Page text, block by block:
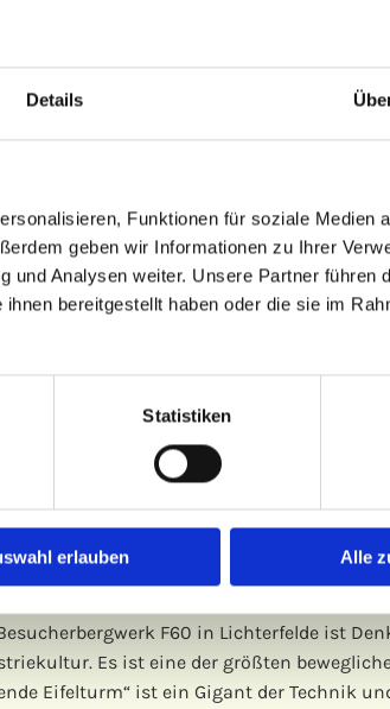
Details
Funktionen für soziale Medien
geben wir Informationen zu Ihrer
und Analysen weiter. Unsere Partner führen
bereitgestellt haben oder die sie im
Statistiken
erlauben Alle
Sie eine Römische
Im Außenbereich entstand
fanden. Getrennt
um die Wette schwimmen.
210 m und einer Höhe von 107 m ist es
Jahreszeit. Das Tropical Island ist 24 h
F60 in Lichterfelde ist
Es ist eine der größten
Eifelturm“ ist ein Gigant der Technik